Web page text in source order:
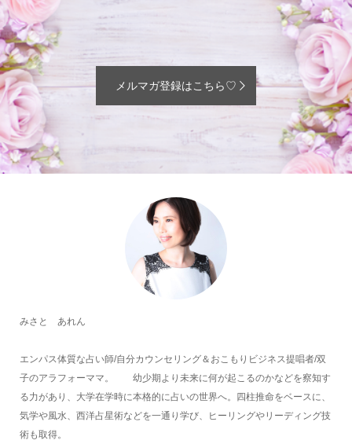
メルマガ登録はこちら♡
みさと あれん
エンパス体質な占い師/自分カウンセリング＆おこもりビジネス提唱者/双
子のアラフォーママ。 幼少期より未来に何が起こるのかなどを察知す
る力があり、大学在学時に本格的に占いの世界へ。四柱推命をベースに、
気学や風水、西洋占星術などを一通り学び、ヒーリングやリーディング技
術も取得。